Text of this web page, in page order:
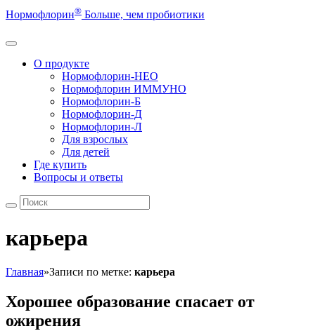
Нормофлорин® Больше, чем пробиотики
О продукте
Нормофлорин-НЕО
Нормофлорин ИММУНО
Нормофлорин-Б
Нормофлорин-Д
Нормофлорин-Л
Для взрослых
Для детей
Где купить
Вопросы и ответы
карьера
Главная»Записи по метке: карьера
Хорошее образование спасает от
ожирения